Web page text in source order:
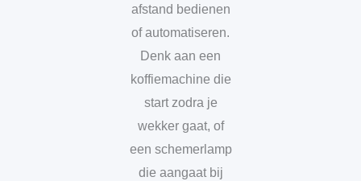
afstand bedienen
of automatiseren.
Denk aan een
koffiemachine die
start zodra je
wekker gaat, of
een schemerlamp
die aangaat bij